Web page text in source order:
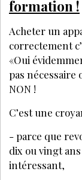
formation !
Acheter un
correctement
«Oui
pas nécessaire
NON !
C’est une
- parce que
dix ou vingt
intéressant,